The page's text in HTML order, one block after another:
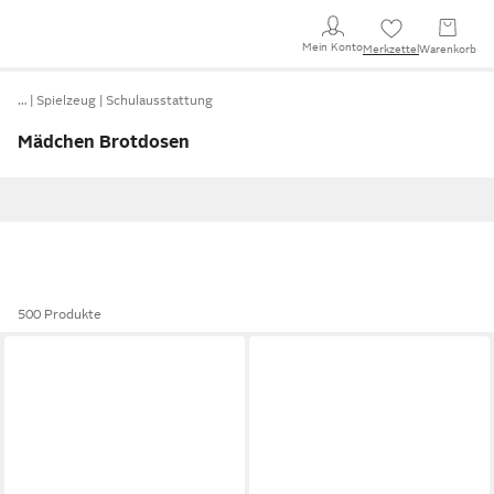
Mein KontoMerkzettel Warenkorb
… Spielzeug Schulausstattung
Mädchen Brotdosen
500 Produkte